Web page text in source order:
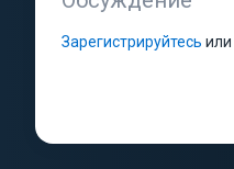
Зарегистрируйтесь или